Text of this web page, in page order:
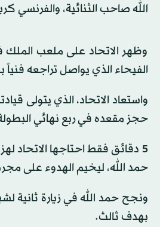
الله صاحب الثنائية، والفرنسي
وظهر الاتحاد على ملعب الملك
الفيحاء الذي يواصل تراجعه
حجز مقعده في ربع نهائي
5 دقائق فقط احتاجها
حمد الله، ليخيم الهدوء على
بهدف ثالث.